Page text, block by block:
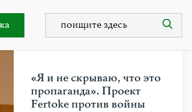
«Я и не скрываю, что это
пропаганда». Проект
Fertoke против войны